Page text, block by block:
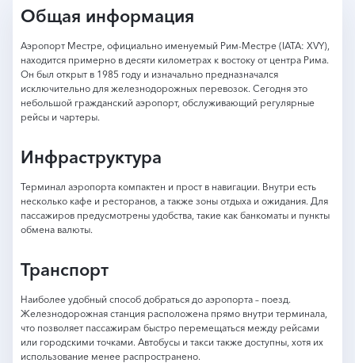
Общая информация
Аэропорт Местре, официально именуемый Рим-Местре (IATA: XVY),
находится примерно в десяти километрах к востоку от центра Рима.
Он был открыт в 1985 году и изначально предназначался
исключительно для железнодорожных перевозок. Сегодня это
небольшой гражданский аэропорт, обслуживающий регулярные
рейсы и чартеры.
Инфраструктура
Терминал аэропорта компактен и прост в навигации. Внутри есть
несколько кафе и ресторанов, а также зоны отдыха и ожидания. Для
пассажиров предусмотрены удобства, такие как банкоматы и пункты
обмена валюты.
Транспорт
Наиболее удобный способ добраться до аэропорта – поезд.
Железнодорожная станция расположена прямо внутри терминала,
что позволяет пассажирам быстро перемещаться между рейсами
или городскими точками. Автобусы и такси также доступны, хотя их
использование менее распространено.